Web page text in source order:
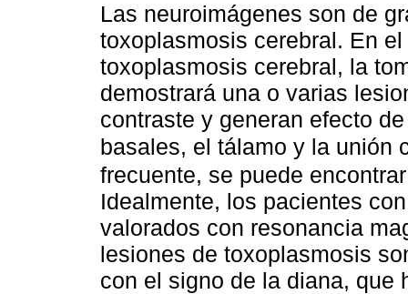
Las neuroimágenes son de
toxoplasmosis cerebral. En
toxoplasmosis cerebral, la
demostrará una o varias
contraste y generan efecto
basales, el tálamo y la unión
frecuente, se puede
Idealmente, los pacientes
valorados con resonancia
lesiones de toxoplasmosis
con el signo de la diana, que